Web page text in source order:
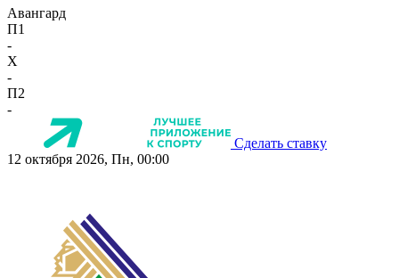
Авангард
П1
-
X
-
П2
-
Сделать ставку
12 октября 2026, Пн, 00:00